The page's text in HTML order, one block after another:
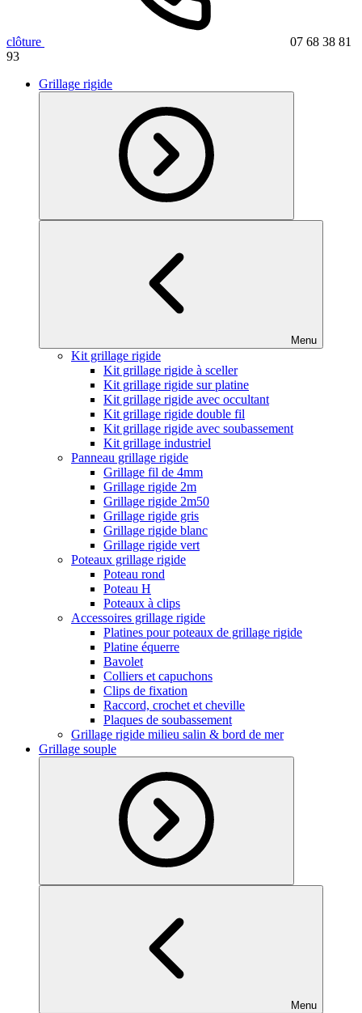
clôture
07 68 38 81
93
Grillage rigide
Menu
Kit grillage rigide
Kit grillage rigide à sceller
Kit grillage rigide sur platine
Kit grillage rigide avec occultant
Kit grillage rigide double fil
Kit grillage rigide avec soubassement
Kit grillage industriel
Panneau grillage rigide
Grillage fil de 4mm
Grillage rigide 2m
Grillage rigide 2m50
Grillage rigide gris
Grillage rigide blanc
Grillage rigide vert
Poteaux grillage rigide
Poteau rond
Poteau H
Poteaux à clips
Accessoires grillage rigide
Platines pour poteaux de grillage rigide
Platine équerre
Bavolet
Colliers et capuchons
Clips de fixation
Raccord, crochet et cheville
Plaques de soubassement
Grillage rigide milieu salin & bord de mer
Grillage souple
Menu